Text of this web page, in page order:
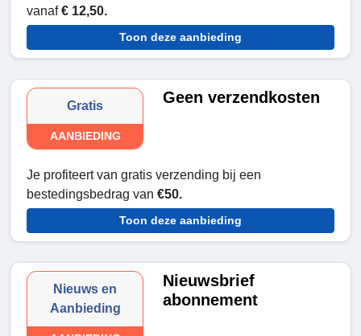
vanaf€ 12,50.
Toon deze aanbieding
Gratis
AANBIEDING
Geen verzendkosten
Je profiteert van gratis verzending bij een
bestedingsbedrag van €50.
Toon deze aanbieding
Nieuws en
Aanbieding
Nieuwsbrief
abonnement